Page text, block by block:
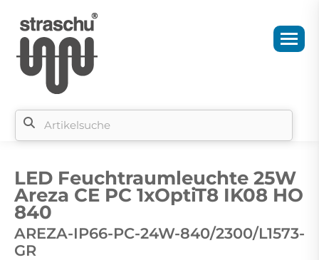
LED Feuchtraumleuchte 25W
Areza CE PC 1xOptiT8 IK08 HO
840
AREZA-IP66-PC-24W-840/2300/L1573-
GR